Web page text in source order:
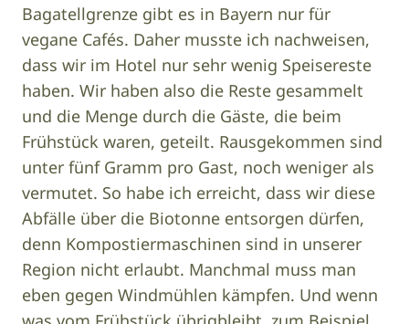
Bagatellgrenze gibt es in Bayern nur für
vegane Cafés. Daher musste ich nachweisen,
dass wir im Hotel nur sehr wenig Speisereste
haben. Wir haben also die Reste gesammelt
und die Menge durch die Gäste, die beim
Frühstück waren, geteilt. Rausgekommen sind
unter fünf Gramm pro Gast, noch weniger als
vermutet. So habe ich erreicht, dass wir diese
Abfälle über die Biotonne entsorgen dürfen,
denn Kompostiermaschinen sind in unserer
Region nicht erlaubt. Manchmal muss man
eben gegen Windmühlen kämpfen. Und wenn